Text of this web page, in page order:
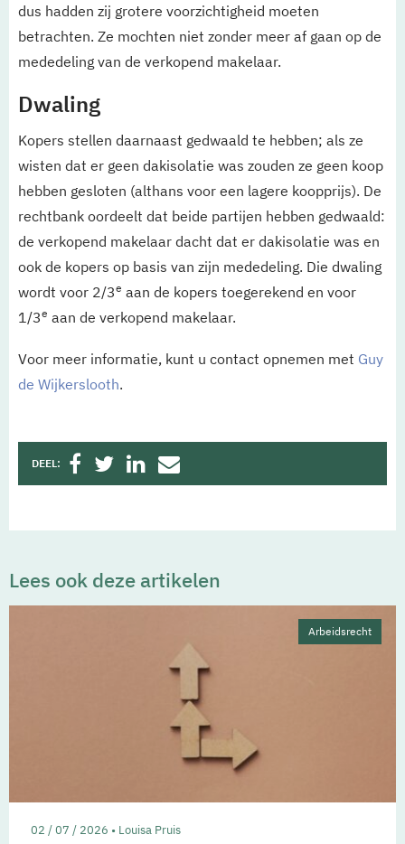
dus hadden zij grotere voorzichtigheid moeten
betrachten. Ze mochten niet zonder meer af gaan op de
mededeling van de verkopend makelaar.
Dwaling
Kopers stellen daarnaast gedwaald te hebben; als ze
wisten dat er geen dakisolatie was zouden ze geen koop
hebben gesloten (althans voor een lagere koopprijs). De
rechtbank oordeelt dat beide partijen hebben gedwaald:
de verkopend makelaar dacht dat er dakisolatie was en
ook de kopers op basis van zijn mededeling. Die dwaling
wordt voor 2/3e aan de kopers toegerekend en voor
1/3e aan de verkopend makelaar.
Voor meer informatie, kunt u contact opnemen met Guy
de Wijkerslooth.
DEEL:
Lees ook deze artikelen
Arbeidsrecht
02 / 07 / 2026 • Louisa Pruis